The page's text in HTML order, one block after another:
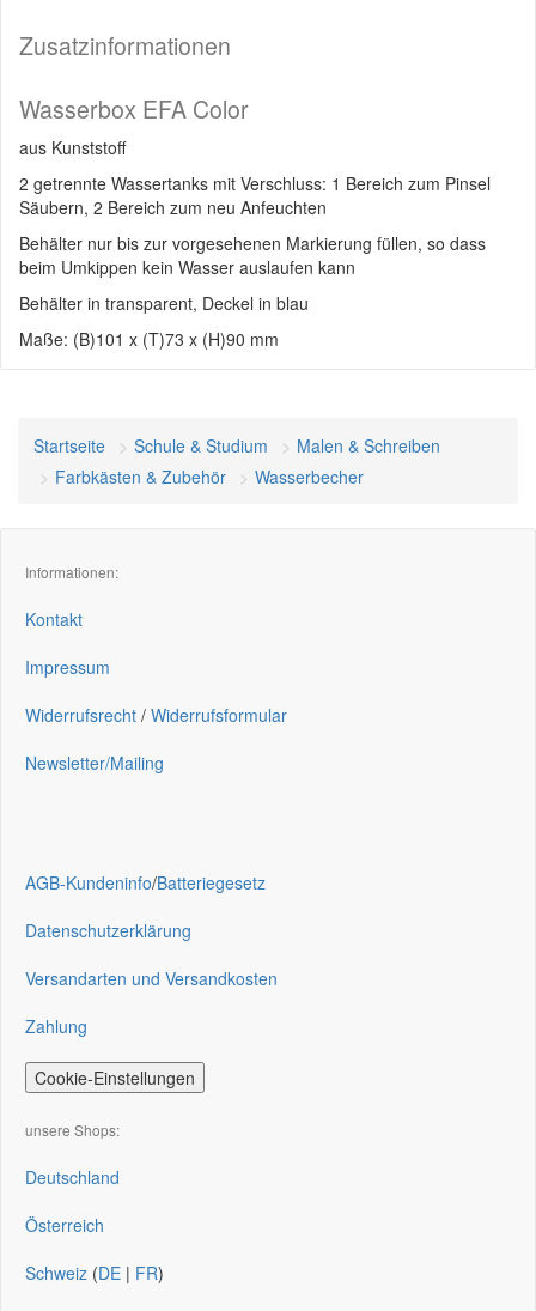
Zusatzinformationen
Wasserbox EFA Color
aus Kunststoff
2 getrennte Wassertanks mit Verschluss: 1 Bereich zum Pinsel
Säubern, 2 Bereich zum neu Anfeuchten
Behälter nur bis zur vorgesehenen Markierung füllen, so dass
beim Umkippen kein Wasser auslaufen kann
Behälter in transparent, Deckel in blau
Maße: (B)101 x (T)73 x (H)90 mm
Startseite Schule & Studium
Malen & Schreiben
Farbkästen & Zubehör
Wasserbecher
Informationen:
Kontakt
Impressum
Widerrufsrecht / Widerrufsformular
Newsletter/Mailing
AGB-Kundeninfo/Batteriegesetz
Datenschutzerklärung
Versandarten und Versandkosten
Zahlung
Cookie-Einstellungen
unsere Shops:
Deutschland
Österreich
Schweiz (DE | FR)